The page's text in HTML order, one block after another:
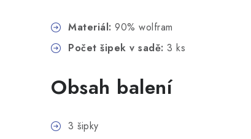
Materiál: 90% wolfram
Počet šipek v sadě: 3 ks
Obsah balení
3 šipky